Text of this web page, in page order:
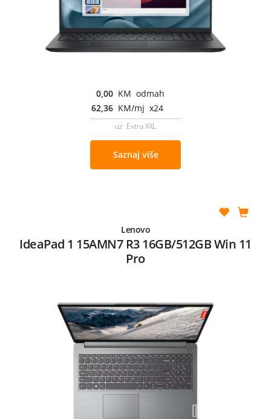
0,00 KM odmah
62,36 KM/mj x24
uz Extra XXL
Saznaj više
Lenovo
IdeaPad 1 15AMN7 R3 16GB/512GB Win 11
Pro